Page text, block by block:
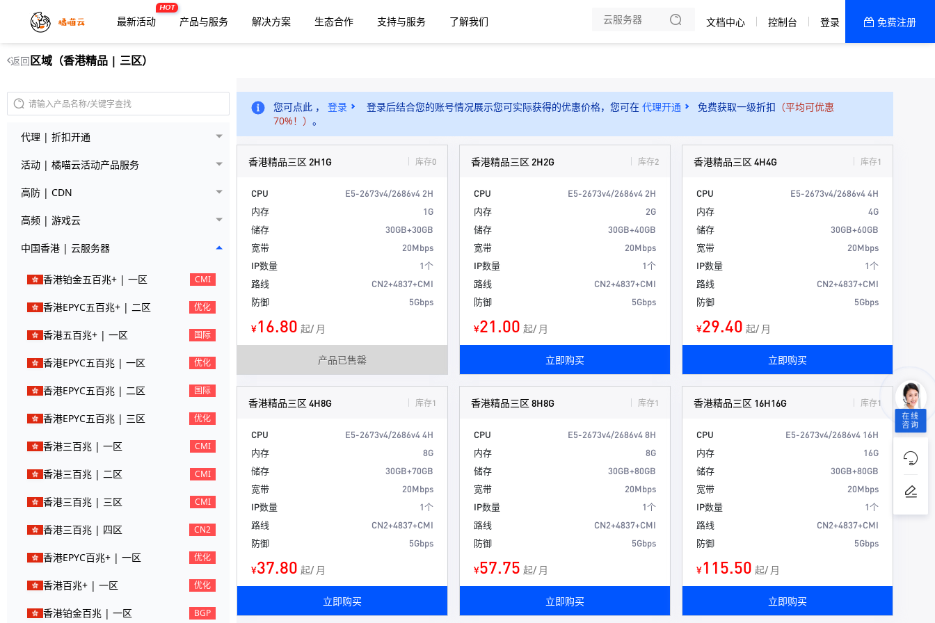
最新活动
HOT
产品与服务 解决方案 生态合作 支持与服务
了解我们
热销推荐
代理 | 预存折扣
文档中心 控制台 登录 免费注册
返回区域（香港精品 | 三区）
代理 | 折扣开通
活动 | 橘喵云活动产品服务
高防 | CDN
高频 | 游戏云
中国香港 | 云服务器
香港铂金五百兆+ | 一区 CMI
香港EPYC五百兆+ | 二区 优化
香港五百兆+ | 一区 国际
香港EPYC五百兆 | 一区 优化
香港EPYC五百兆 | 二区 国际
香港EPYC五百兆 | 三区 优化
香港三百兆 | 一区 CMI
香港三百兆 | 二区 CMI
香港三百兆 | 三区 CMI
香港三百兆 | 四区 CN2
香港EPYC百兆+ | 一区 优化
香港百兆+ | 一区 优化
香港铂金百兆 | 一区 BGP
您可点此 ， 登录 登录后结合您的账号情况展示您可实际获得的优惠价格，您可在 代理开通 免费获取一级折扣 （平均可优惠
70%！） 。
香港精品三区 2H1G 库存0
CPU
E5-2673v4/2686v4 2H
内存
1G
储存
30GB+30GB
宽带
20Mbps
IP数量
1个
路线
CN2+4837+CMI
防御
5Gbps
¥16.80 起/ 月
产品已售罄
香港精品三区 2H2G 库存2
CPU
E5-2673v4/2686v4 2H
内存
2G
储存
30GB+40GB
宽带
20Mbps
IP数量
1个
路线
CN2+4837+CMI
防御
5Gbps
¥21.00 起/ 月
立即购买
香港精品三区 4H4G 库存1
CPU
E5-2673v4/2686v4 4H
内存
4G
储存
30GB+60GB
宽带
20Mbps
IP数量
1个
路线
CN2+4837+CMI
防御
5Gbps
¥29.40 起/ 月
立即购买
香港精品三区 4H8G 库存1
CPU
E5-2673v4/2686v4 4H
内存
8G
储存
30GB+70GB
宽带
20Mbps
IP数量
1个
路线
CN2+4837+CMI
防御
5Gbps
¥37.80 起/ 月
立即购买
香港精品三区 8H8G 库存1
CPU
E5-2673v4/2686v4 8H
内存
8G
储存
30GB+80GB
宽带
20Mbps
IP数量
1个
路线
CN2+4837+CMI
防御
5Gbps
¥57.75 起/ 月
立即购买
香港精品三区 16H16G 库存1
CPU
E5-2673v4/2686v4 16H
内存
16G
储存
30GB+80GB
宽带
20Mbps
IP数量
1个
路线
CN2+4837+CMI
防御
5Gbps
¥115.50 起/ 月
立即购买
在线
咨询